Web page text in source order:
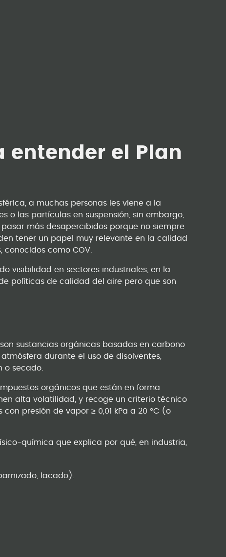
entender el Plan
a muchas personas les viene a la
o las partículas en suspensión, sin embargo,
más desapercibidos porque no siempre
tener un papel muy relevante en la calidad
conocidos como COV.
visibilidad en sectores industriales, en la
políticas de calidad del aire pero que son
sustancias orgánicas basadas en carbono
durante el uso de disolventes,
o secado.
orgánicos que están en forma
alta volatilidad, y recoge un criterio técnico
presión de vapor ≥ 0,01 kPa a 20 ºC (o
química que explica por qué, en industria,
lacado).